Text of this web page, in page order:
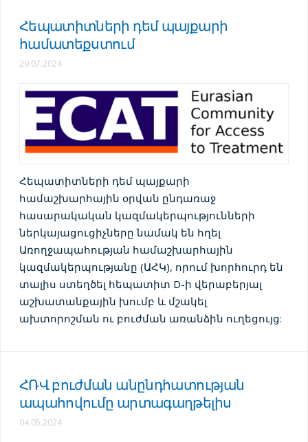
Հեպատիտների դեմ պայքարի
համատեքստում
29.07.2024
Հեպատիտների դեմ պայքարի
համաշխարհային օրվան ընդառաջ
հասարակական կազմակերպությունների
ներկայացուցիչները նամակ են հղել
Առողջապահության համաշխարհային
կազմակերպությանը (ԱՀԿ), որում խորհուրդ են
տալիս ստեղծել հեպատիտ D-ի վերաբերյալ
աշխատանքային խումբ և մշակել
ախտորոշման ու բուժման առանձին ուղեցույց:
ՀՌՎ բուժման անընդհատության
ապահովումը արտագաղթելիս
04.05.2024